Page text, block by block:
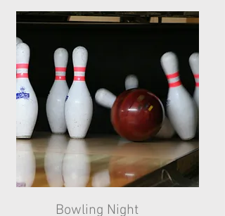
Bowling Night